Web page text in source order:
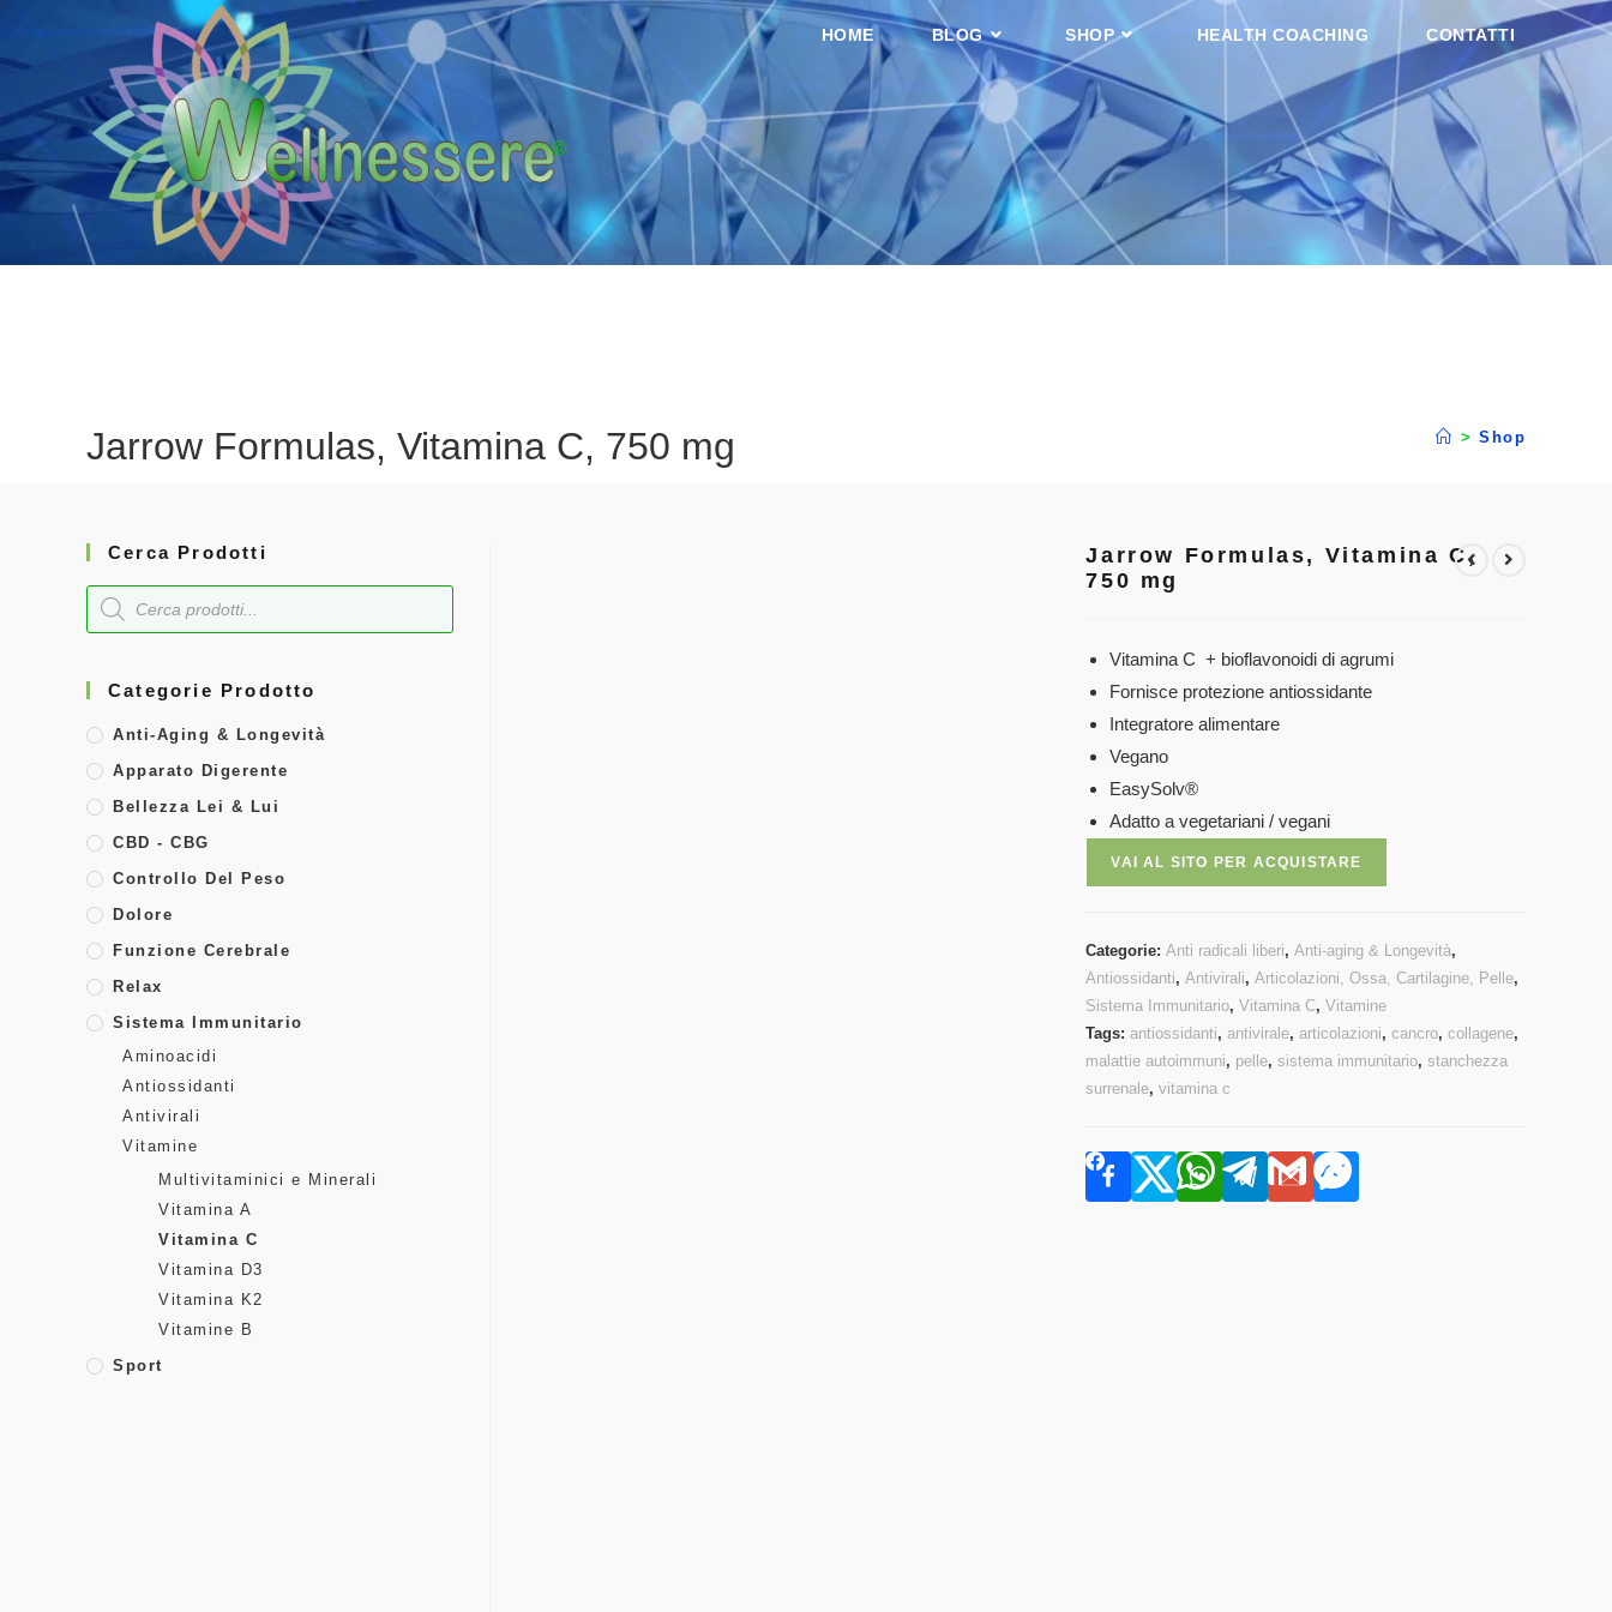
HOME BLOG SHOP HEALTH COACHING CONTATTI
Jarrow Formulas, Vitamina C, 750 mg > Shop
Jarrow Formulas, Vitamina C,
750 mg
Vitamina C + bioflavonoidi di agrumi
Fornisce protezione antiossidante
Integratore alimentare
Vegano
EasySolv®
Adatto a vegetariani / vegani
VAI AL SITO PER ACQUISTARE
Categorie:Anti radicali liberi,Anti-aging & Longevità,
Antiossidanti,Antivirali,Articolazioni, Ossa, Cartilagine, Pelle,
Sistema Immunitario,Vitamina C,Vitamine
Tags:antiossidanti,antivirale,articolazioni,cancro,collagene,
malattie autoimmuni, pelle,sistema immunitario,stanchezza
surrenale,vitamina c
Cerca Prodotti
Categorie Prodotto
Anti-Aging & Longevità
Apparato Digerente
Bellezza Lei & Lui
CBD - CBG
Controllo Del Peso
Dolore
Funzione Cerebrale
Relax
Sistema Immunitario
Aminoacidi
Antiossidanti
Antivirali
Vitamine
Multivitaminici e Minerali
Vitamina A
Vitamina C
Vitamina D3
Vitamina K2
Vitamine B
Sport